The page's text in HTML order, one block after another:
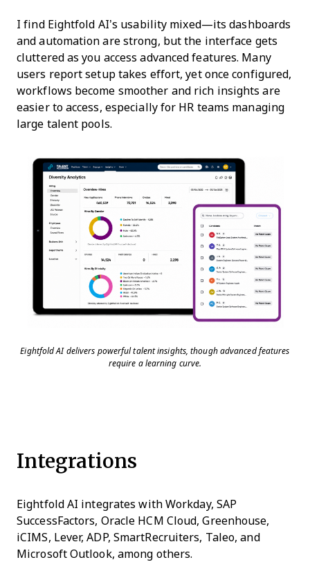
I find Eightfold AI’s usability mixed—its dashboards
and automation are strong, but the interface gets
cluttered as you access advanced features. Many
users report setup takes effort, yet once configured,
workflows become smoother and rich insights are
easier to access, especially for HR teams managing
large talent pools.
Eightfold AI delivers powerful talent insights, though advanced features
require a learning curve.
Integrations
Eightfold AI integrates with Workday, SAP
SuccessFactors, Oracle HCM Cloud, Greenhouse,
iCIMS, Lever, ADP, SmartRecruiters, Taleo, and
Microsoft Outlook, among others.